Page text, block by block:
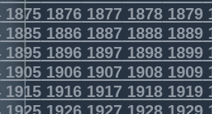
18751876187718781879
18851886188718881889
18951896189718981899
19051906190719081909
19151916191719181919